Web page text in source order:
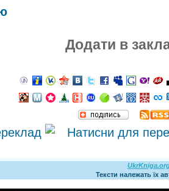
Додати в
Тексти належать їх